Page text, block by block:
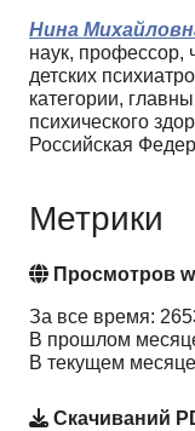
Нина
наук, профессор,
детских
категории,
психического
Российская
Метрики
Просмотров
За все время:
В прошлом
В текущем
Скачиваний